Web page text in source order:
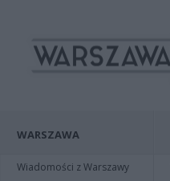
WARSZAWA
Wiadomości z Warszawy